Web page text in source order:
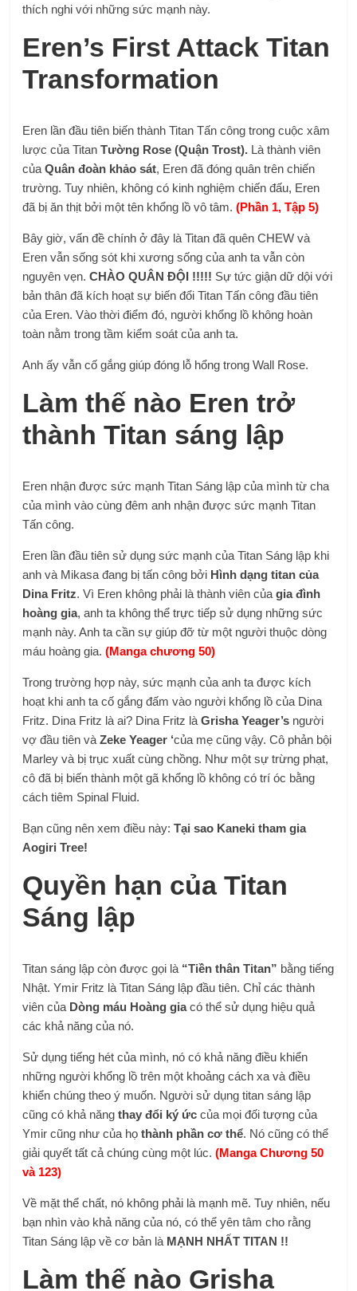
thích nghi với những sức mạnh này.
Eren’s First Attack Titan
Transformation
Eren lần đầu tiên biến thành Titan Tấn công trong cuộc xâm
lược của TitanTường Rose (Quận Trost). Là thành viên
củaQuân đoàn khảo sát, Eren đã đóng quân trên chiến
trường. Tuy nhiên, không có kinh nghiệm chiến đấu, Eren
đã bị ăn thịt bởi một tên khổng lồ vô tâm.(Phần 1, Tập 5)
Bây giờ, vấn đề chính ở đây là Titan đã quên CHEW và
Eren vẫn sống sót khi xương sống của anh ta vẫn còn
nguyên vẹn.CHÀO QUÂN ĐỘI !!!!! Sự tức giận dữ dội với
bản thân đã kích hoạt sự biến đổi Titan Tấn công đầu tiên
của Eren. Vào thời điểm đó, người khổng lồ không hoàn
toàn nằm trong tầm kiểm soát của anh ta.
Anh ấy vẫn cố gắng giúp đóng lỗ hổng trong Wall Rose.
Làm thế nào Eren trở
thành Titan sáng lập
Eren nhận được sức mạnh Titan Sáng lập của mình từ cha
của mình vào cùng đêm anh nhận được sức mạnh Titan
Tấn công.
Eren lần đầu tiên sử dụng sức mạnh của Titan Sáng lập khi
anh và Mikasa đang bị tấn công bởi Hình dạng titan của
Dina Fritz. Vì Eren không phải là thành viên củagia đình
hoàng gia, anh ta không thể trực tiếp sử dụng những sức
mạnh này. Anh ta cần sự giúp đỡ từ một người thuộc dòng
máu hoàng gia.(Manga chương 50)
Trong trường hợp này, sức mạnh của anh ta được kích
hoạt khi anh ta cố gắng đấm vào người khổng lồ của Dina
Fritz. Dina Fritz là ai? Dina Fritz làGrisha Yeager’s người
vợ đầu tiên vàZeke Yeager ‘của mẹ cũng vậy. Cô phản bội
Marley và bị trục xuất cùng chồng. Như một sự trừng phạt,
cô đã bị biến thành một gã khổng lồ không có trí óc bằng
cách tiêm Spinal Fluid.
Bạn cũng nên xem điều này:Tại sao Kaneki tham gia
Aogiri Tree!
Quyền hạn của Titan
Sáng lập
Titan sáng lập còn được gọi là “Tiền thân Titan” bằng tiếng
Nhật. Ymir Fritz là Titan Sáng lập đầu tiên. Chỉ các thành
viên của Dòng máu Hoàng giacó thể sử dụng hiệu quả
các khả năng của nó.
Sử dụng tiếng hét của mình, nó có khả năng điều khiển
những người khổng lồ trên một khoảng cách xa và điều
khiển chúng theo ý muốn. Người sử dụng titan sáng lập
cũng có khả năngthay đổi ký ức của mọi đối tượng của
Ymir cũng như của họthành phần cơ thể. Nó cũng có thể
giải quyết tất cả chúng cùng một lúc.(Manga Chương 50
và 123)
Về mặt thể chất, nó không phải là mạnh mẽ. Tuy nhiên, nếu
bạn nhìn vào khả năng của nó, có thể yên tâm cho rằng
Titan Sáng lập về cơ bản là MẠNH NHẤT TITAN !!
Làm thế nào Grisha